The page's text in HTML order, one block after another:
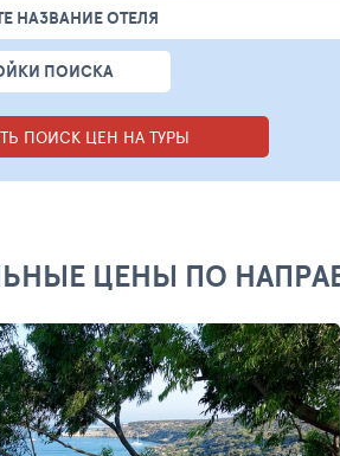
НАЗВАНИЕ ОТЕЛЯ
ПОИСКА
ПОИСК ЦЕН НА ТУРЫ
ЦЕНЫ ПО